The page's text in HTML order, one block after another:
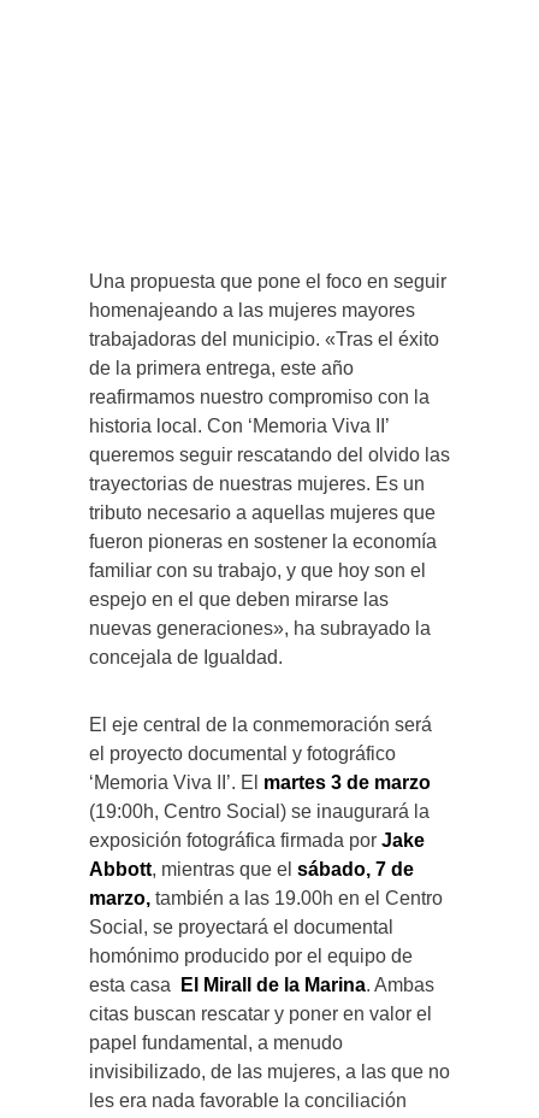
Una propuesta que pone el foco en seguir
homenajeando a las mujeres mayores
trabajadoras del municipio. «Tras el éxito
de la primera entrega, este año
reafirmamos nuestro compromiso con la
historia local. Con ‘Memoria Viva II’
queremos seguir rescatando del olvido las
trayectorias de nuestras mujeres. Es un
tributo necesario a aquellas mujeres que
fueron pioneras en sostener la economía
familiar con su trabajo, y que hoy son el
espejo en el que deben mirarse las
nuevas generaciones», ha subrayado la
concejala de Igualdad.
El eje central de la conmemoración será
el proyecto documental y fotográfico
‘Memoria Viva II’. El martes 3 de marzo
(19:00h, Centro Social) se inaugurará la
exposición fotográfica firmada por Jake
Abbott, mientras que el sábado, 7 de
marzo, también a las 19.00h en el Centro
Social, se proyectará el documental
homónimo producido por el equipo de
esta casa
El Mirall de la Marina. Ambas
citas buscan rescatar y poner en valor el
papel fundamental, a menudo
invisibilizado, de las mujeres, a las que no
les era nada favorable la conciliación